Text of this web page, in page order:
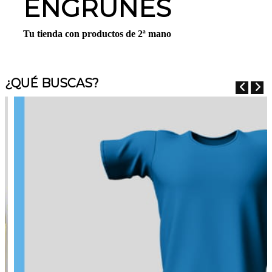
ENGRUNES
Tu tienda con productos de 2ª mano
¿QUÉ BUSCAS?